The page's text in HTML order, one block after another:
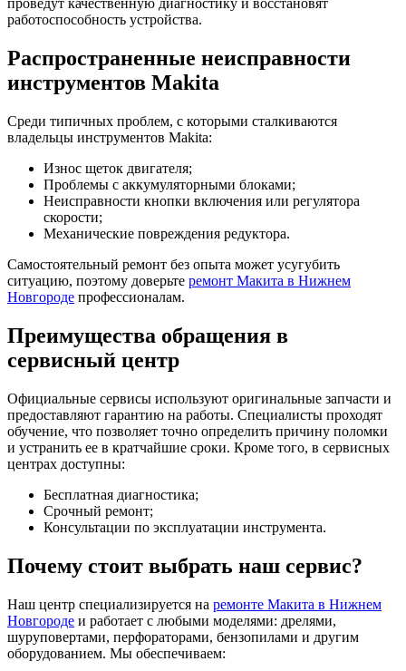
проведут качественную диагностику и восстановят
работоспособность устройства.
Распространенные неисправности
инструментов Makita
Среди типичных проблем, с которыми сталкиваются
владельцы инструментов Makita:
Износ щеток двигателя;
Проблемы с аккумуляторными блоками;
Неисправности кнопки включения или регулятора
скорости;
Механические повреждения редуктора.
Самостоятельный ремонт без опыта может усугубить
ситуацию, поэтому доверьте ремонт Макита в Нижнем
Новгороде профессионалам.
Преимущества обращения в
сервисный центр
Официальные сервисы используют оригинальные запчасти и
предоставляют гарантию на работы. Специалисты проходят
обучение, что позволяет точно определить причину поломки
и устранить ее в кратчайшие сроки. Кроме того, в сервисных
центрах доступны:
Бесплатная диагностика;
Срочный ремонт;
Консультации по эксплуатации инструмента.
Почему стоит выбрать наш сервис?
Наш центр специализируется на ремонте Макита в Нижнем
Новгороде и работает с любыми моделями: дрелями,
шуруповертами, перфораторами, бензопилами и другим
оборудованием. Мы обеспечиваем: